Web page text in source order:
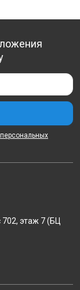
702, этаж 7 (БЦ